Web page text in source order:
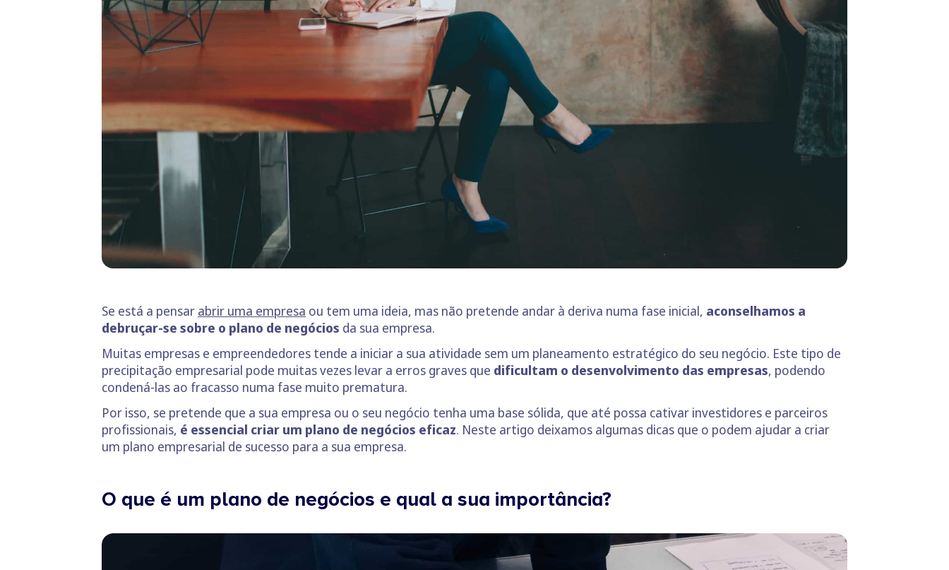
Se está a pensar abrir uma empresa ou tem uma ideia, mas não pretende andar à deriva numa fase inicial, aconselhamos a
debruçar-se sobre o plano de negócios da sua empresa.
Muitas empresas e empreendedores tende a iniciar a sua atividade sem um planeamento estratégico do seu negócio. Este tipo de
precipitação empresarial pode muitas vezes levar a erros graves que dificultam o desenvolvimento das empresas, podendo
condená-las ao fracasso numa fase muito prematura.
Por isso, se pretende que a sua empresa ou o seu negócio tenha uma base sólida, que até possa cativar investidores e parceiros
profissionais, é essencial criar um plano de negócios eficaz. Neste artigo deixamos algumas dicas que o podem ajudar a criar
um plano empresarial de sucesso para a sua empresa.
O que é um plano de negócios e qual a sua importância?